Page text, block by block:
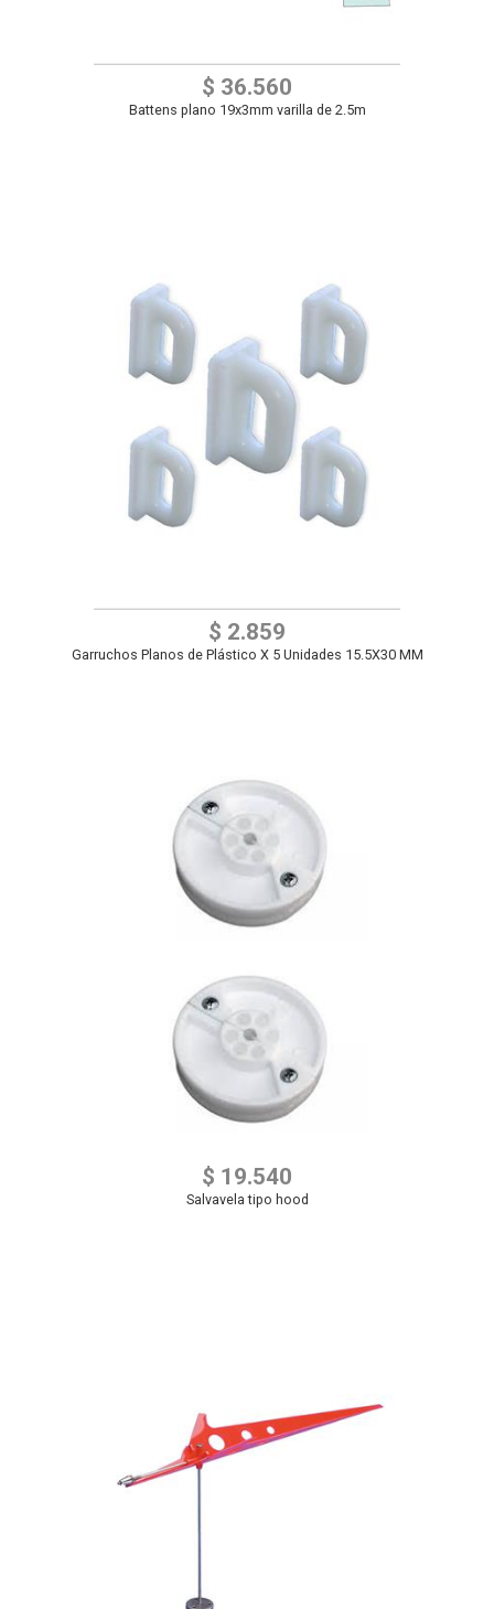
$ 36.560
Battens plano 19x3mm varilla de 2.5m
$ 2.859
Garruchos Planos de Plástico X 5 Unidades 15.5X30 MM
$ 19.540
Salvavela tipo hood